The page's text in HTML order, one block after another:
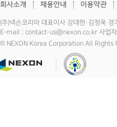
회사소개 채용안내 이용약관
(주)넥슨코리아 대표이사 강대현·김정
E-mail : contact-us@nexon.co.kr 사업
© NEXON Korea Corporation All Rights